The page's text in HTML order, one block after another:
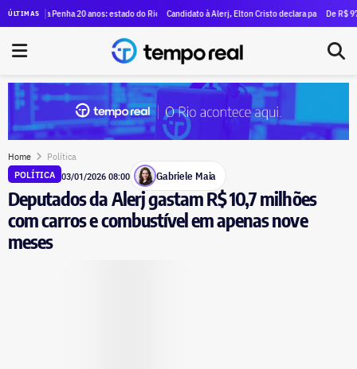
ÚLTIMAS
no dia 11 na Câmara do Rio
Penha 20 anos: estado do Rio tem alta em quatro dos cinco índices de violência contra a
Candidato à Alerj, Elton Cristo declara patrimônio de R$ 3
De R$ 97 mil a R$
Home Política
POLÍTICA 03/01/2026 08:00 Gabriele Maia
Deputados da Alerj gastam R$ 10,7 milhões
com carros e combustível em apenas nove
meses